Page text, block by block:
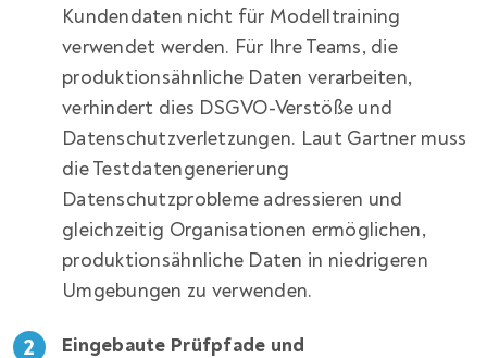
Kundendaten nicht für Modelltraining
verwendet werden. Für Ihre Teams, die
produktionsähnliche Daten verarbeiten,
verhindert dies DSGVO-Verstöße und
Datenschutzverletzungen. Laut Gartner muss
die Testdatengenerierung
Datenschutzprobleme adressieren und
gleichzeitig Organisationen ermöglichen,
produktionsähnliche Daten in niedrigeren
Umgebungen zu verwenden.
Eingebaute Prüfpfade und